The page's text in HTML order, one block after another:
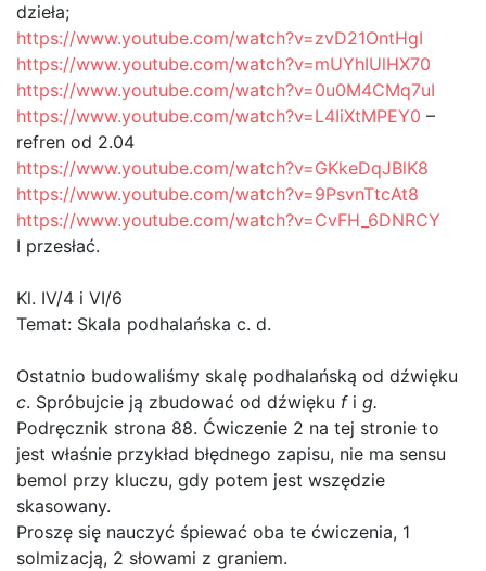
dzieła;
https://www.youtube.com/watch?v=zvD21OntHgI
https://www.youtube.com/watch?v=mUYhIUlHX70
https://www.youtube.com/watch?v=0u0M4CMq7uI
https://www.youtube.com/watch?v=L4IiXtMPEY0 –
refren od 2.04
https://www.youtube.com/watch?v=GKkeDqJBlK8
https://www.youtube.com/watch?v=9PsvnTtcAt8
https://www.youtube.com/watch?v=CvFH_6DNRCY
I przesłać.
Kl. IV/4 i VI/6
Temat: Skala podhalańska c. d.
Ostatnio budowaliśmy skalę podhalańską od dźwięku
c. Spróbujcie ją zbudować od dźwięku fi g.
Podręcznik strona 88. Ćwiczenie 2 na tej stronie to
jest właśnie przykład błędnego zapisu, nie ma sensu
bemol przy kluczu, gdy potem jest wszędzie
skasowany.
Proszę się nauczyć śpiewać oba te ćwiczenia, 1
solmizacją, 2 słowami z graniem.